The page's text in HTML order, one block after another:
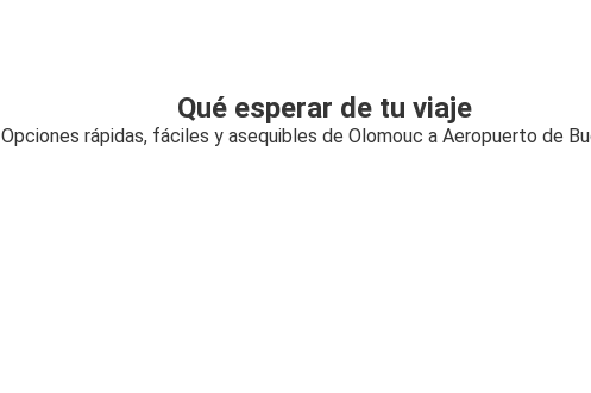
Qué esperar de tu viaje
Opciones rápidas, fáciles y asequibles de Olomouc a Aeropuerto de